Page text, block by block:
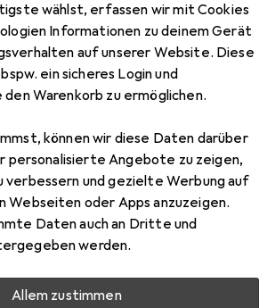
wählst, erfassen wir mit Cookies
Informationen zu deinem Gerät
auf unserer Website. Diese
ein sicheres Login und
Warenkorb zu ermöglichen.
können wir diese Daten darüber
personalisierte Angebote zu zeigen,
verbessern und gezielte Werbung auf
Webseiten oder Apps anzuzeigen.
Daten auch an Dritte und
werden.
Allem zustimmen
Reifenfüller
BRW Reifenfüller
Zubehör zum Produkt BRW
Kategorie Zubehör